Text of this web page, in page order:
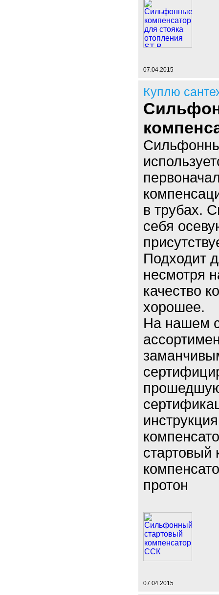
07.04.2015
Куплю
в трубах.
себя
Подходит
несмотря
качество
хорошее.
На нашем
стартовый
протон
07.04.2015